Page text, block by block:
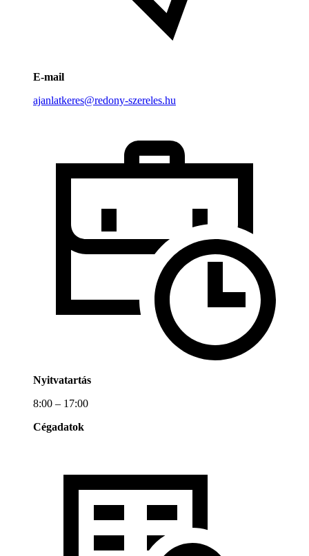
E-mail
ajanlatkeres@redony-szereles.hu
Nyitvatartás
8:00 – 17:00
Cégadatok